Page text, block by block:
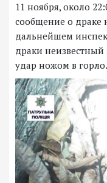
11 ноября, около
сообщение о драке
дальнейшем
драки
удар ножом в горло.